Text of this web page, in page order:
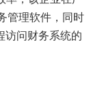
管理软件，同时
访问财务系统的